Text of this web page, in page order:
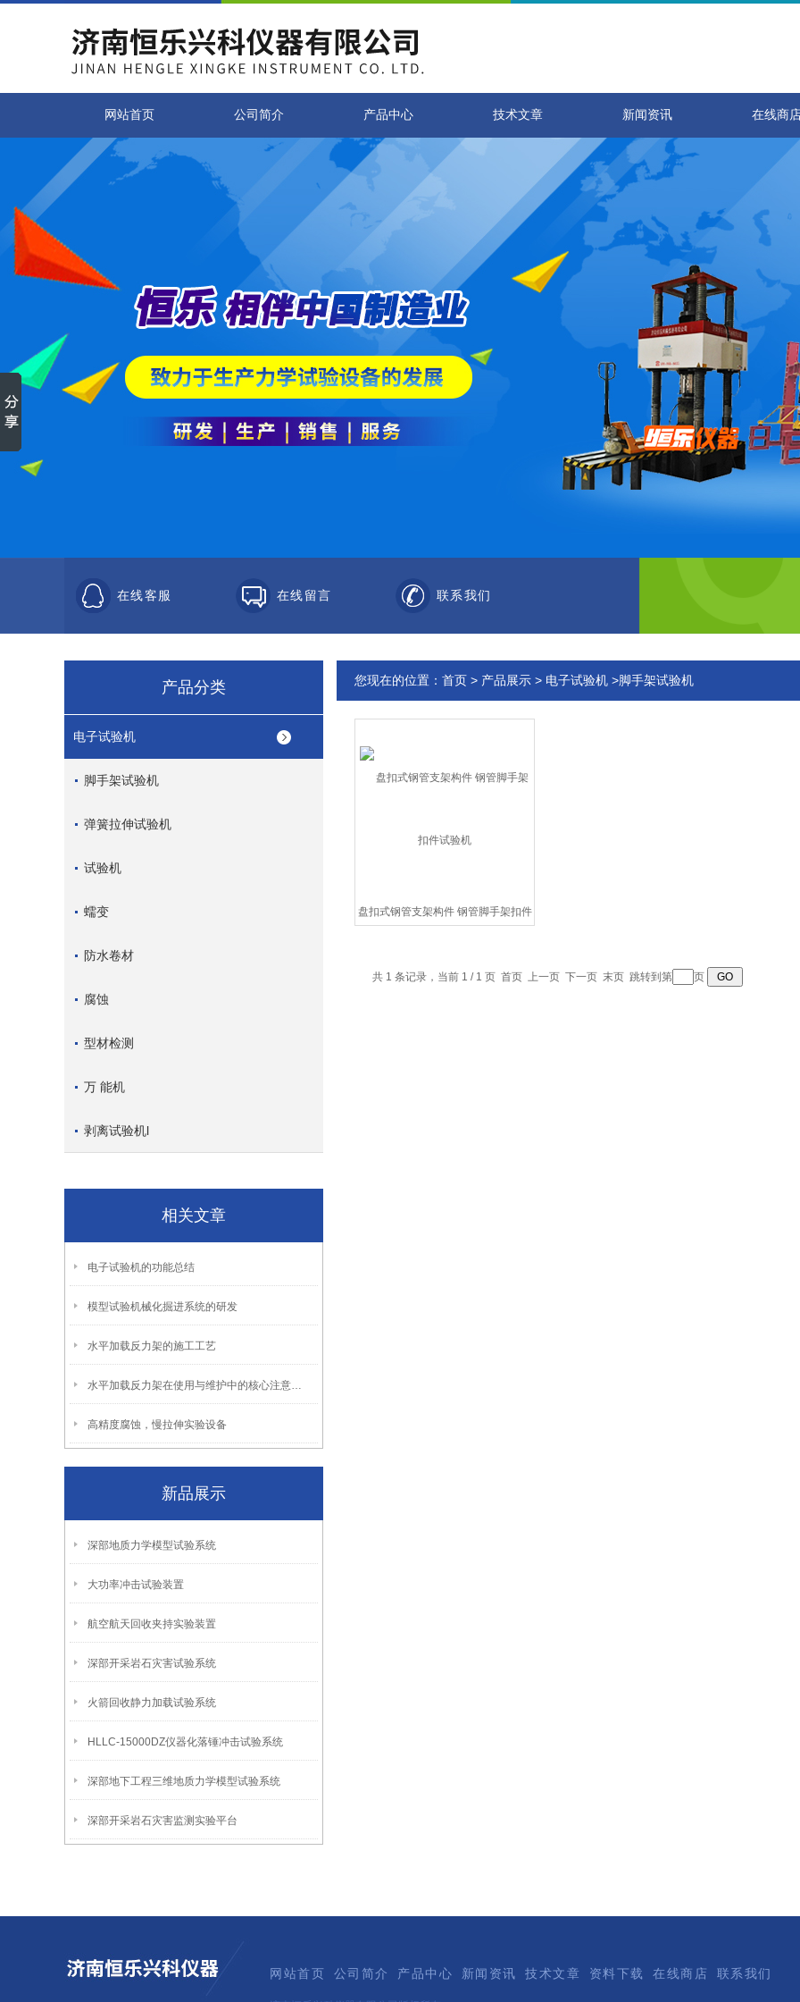
网站首页 公司简介 产品中心 技术文章 新闻资讯 在线商
在线客服 在线留言 联系我们
产品分类
电子试验机
脚手架试验机
弹簧拉伸试验机
试验机
蠕变
防水卷材
腐蚀
型材检测
万 能机
剥离试验机l
相关文章
电子试验机的功能总结
模型试验机械化掘进系统的研发
水平加载反力架的施工工艺
水平加载反力架在使用与维护中的核心注意事项
高精度腐蚀，慢拉伸实验设备
新品展示
深部地质力学模型试验系统
大功率冲击试验装置
航空航天回收夹持实验装置
深部开采岩石灾害试验系统
火箭回收静力加载试验系统
HLLC-15000DZ仪器化落锤冲击试验系统
深部地下工程三维地质力学模型试验系统
深部开采岩石灾害监测实验平台
您现在的位置： 首页 > 产品展示 > 电子试验机 >脚手架试验机
盘扣式钢管支架构件 钢管脚手架扣件
共 1 条记录，当前 1 / 1 页 首页 上一页 下一页 末页 跳转到第 页
网站首页 公司简介 产品中心 新闻资讯 技术文章 资料下载 在线商店 联系我们